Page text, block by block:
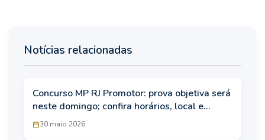
Notícias relacionadas
Concurso MP RJ Promotor: prova objetiva será
neste domingo; confira horários, local e
regras do edital
30 maio 2026